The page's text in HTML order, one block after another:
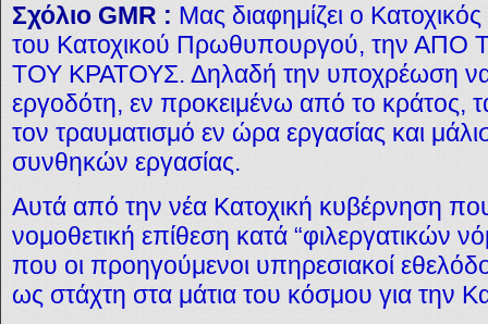
Σχόλιο GMR : Μας διαφημίζει ο
του Κατοχικού Πρωθυπουργού, την
ΤΟΥ ΚΡΑΤΟΥΣ. Δηλαδή την υποχρέωση να
εργοδότη, εν προκειμένω από το κράτος,
τον τραυματισμό εν ώρα εργασίας και
συνθηκών εργασίας.
Αυτά από την νέα Κατοχική κυβέρνηση
νομοθετική επίθεση κατά “φιλεργατικών
που οι προηγούμενοι υπηρεσιακοί
ως στάχτη στα μάτια του κόσμου για την